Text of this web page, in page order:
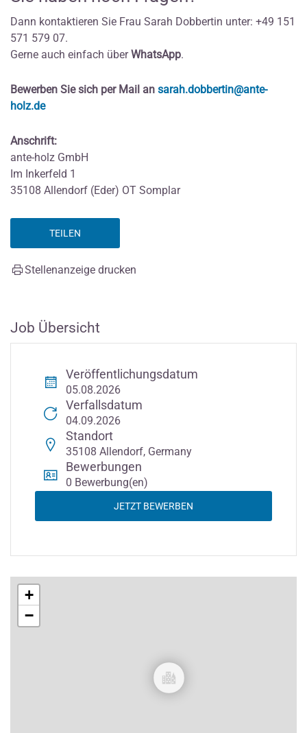
Dann kontaktieren Sie Frau Sarah Dobbertin unter: +49 151
571 579 07.
Gerne auch einfach überWhatsApp.
Bewerben Sie sich per Mail an sarah.dobbertin@ante-
holz.de
Anschrift:
ante-holz GmbH
Im Inkerfeld 1
35108 Allendorf (Eder) OT Somplar
TEILEN
Stellenanzeige drucken
Job Übersicht
Veröffentlichungsdatum
05.08.2026
Verfallsdatum
04.09.2026
Standort
35108 Allendorf, Germany
Bewerbungen
0 Bewerbung(en)
JETZT BEWERBEN
+
−